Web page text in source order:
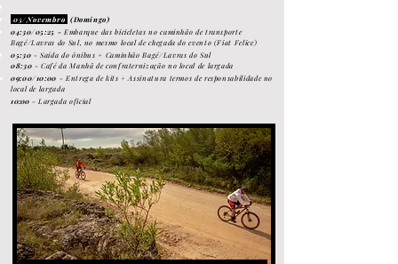
05/Novembro (Domingo)
04:30/05:25 - Embarque das bicicletas no caminhão de transporte
Bagé/Lavras do Sul, no mesmo local de chegada do evento (Fiat Felice)
05:30 - Saída do ônibus + Caminhão Bagé/Lavras do Sul
08:30 - Café da Manhã de confraternização no local de largada
09:00/10:00 - Entrega de kits + Assinatura termos de responsabilidade no
local de largada
10:00 - Largada oficial